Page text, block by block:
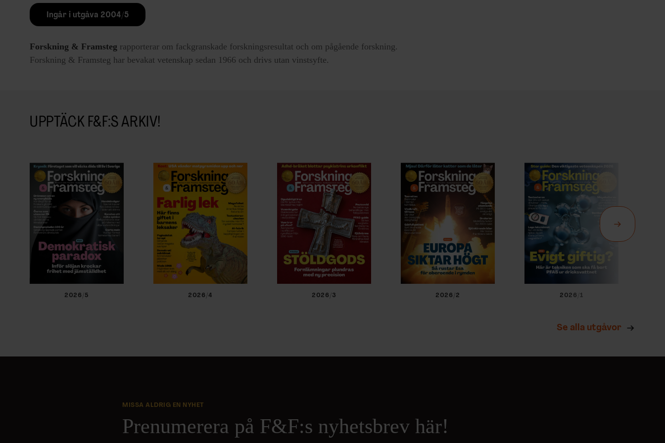
Ingår i utgåva 2004/5
Forskning & Framsteg rapporterar om fackgranskade forskningsresultat och om pågående forskning.
Forskning & Framsteg har bevakat vetenskap sedan 1966 och drivs utan vinstsyfte.
UPPTÄCK F&F:S ARKIV!
2026/5 2026/4 2026/3 2026/2 2026/1
Se alla utgåvor
MISSA ALDRIG EN NYHET
Prenumerera på F&F:s nyhetsbrev här!